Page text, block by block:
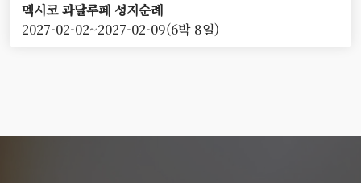
멕시코 과달루페 성지순례
2027-02-02~2027-02-09(6박 8일)